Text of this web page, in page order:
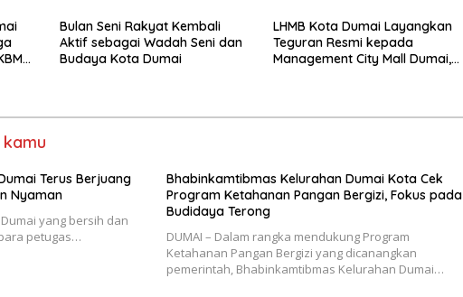
Bulan Seni Rakyat Kembali
Aktif sebagai Wadah Seni dan
Budaya Kota Dumai
LHMB Kota Dumai Layangkan
Teguran Resmi kepada
Management City Mall Dumai,
Terus Berjuang
Nyaman
yang bersih dan
petugas…
Bhabinkamtibmas Kelurahan Dumai Kota Cek
Program Ketahanan Pangan Bergizi, Fokus pada
Budidaya Terong
DUMAI – Dalam rangka mendukung Program
Ketahanan Pangan Bergizi yang dicanangkan
pemerintah, Bhabinkamtibmas Kelurahan Dumai…